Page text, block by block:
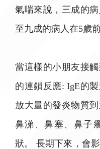
氣喘來說，三成的
至九成的病人在5歲
當這樣的小朋友接
的連鎖反應: IgE的
放大量的發炎物質
鼻涕、鼻塞、鼻子
狀。 長期下來，會